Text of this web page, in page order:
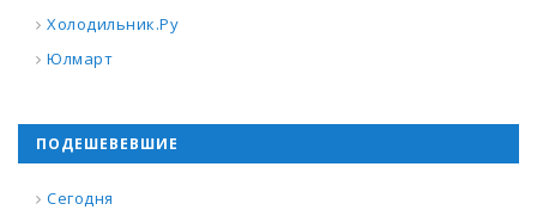
Холодильник.Ру
Юлмарт
ПОДЕШЕВЕВШИЕ
Сегодня